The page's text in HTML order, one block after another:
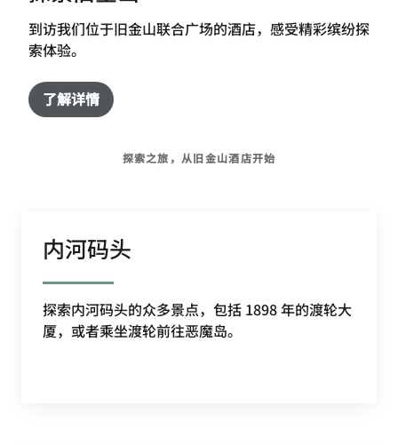
到访我们位于旧金山联合广场的酒店，感受精彩缤纷探
索体验。
了解详情
探索之旅，从旧金山酒店开始
内河码头
探索内河码头的众多景点，包括 1898 年的渡轮大
厦，或者乘坐渡轮前往恶魔岛。